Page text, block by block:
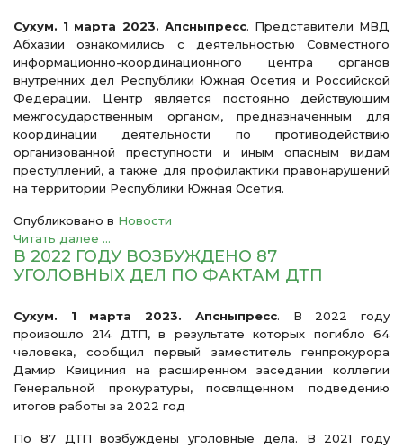
Сухум. 1 марта 2023. Апсныпресс. Представители МВД
Абхазии ознакомились с деятельностью Совместного
информационно-координационного центра органов
внутренних дел Республики Южная Осетия и Российской
Федерации. Центр является постоянно действующим
межгосударственным органом, предназначенным для
координации деятельности по противодействию
организованной преступности и иным опасным видам
преступлений, а также для профилактики правонарушений
на территории Республики Южная Осетия.
Опубликовано в Новости
Читать далее ...
В 2022 ГОДУ ВОЗБУЖДЕНО 87
УГОЛОВНЫХ ДЕЛ ПО ФАКТАМ ДТП
Сухум. 1 марта 2023. Апсныпресс. В 2022 году
произошло 214 ДТП, в результате которых погибло 64
человека, сообщил первый заместитель генпрокурора
Дамир Квициния на расширенном заседании коллегии
Генеральной прокуратуры, посвященном подведению
итогов работы за 2022 год
По 87 ДТП возбуждены уголовные дела. В 2021 году